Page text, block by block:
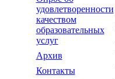
удовлетворенности
качеством
образовательных
услуг
Архив
Контакты